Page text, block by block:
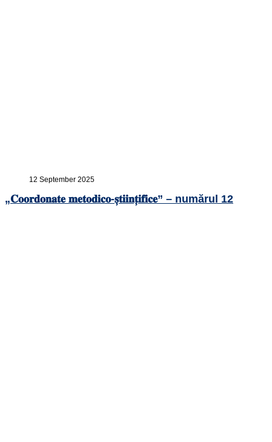
12 September 2025
„𝐂𝐨𝐨𝐫𝐝𝐨𝐧𝐚𝐭𝐞 𝐦𝐞𝐭𝐨𝐝𝐢𝐜𝐨-𝐬̦𝐭𝐢𝐢𝐧𝐭̦𝐢𝐟𝐢𝐜𝐞” – numărul 12